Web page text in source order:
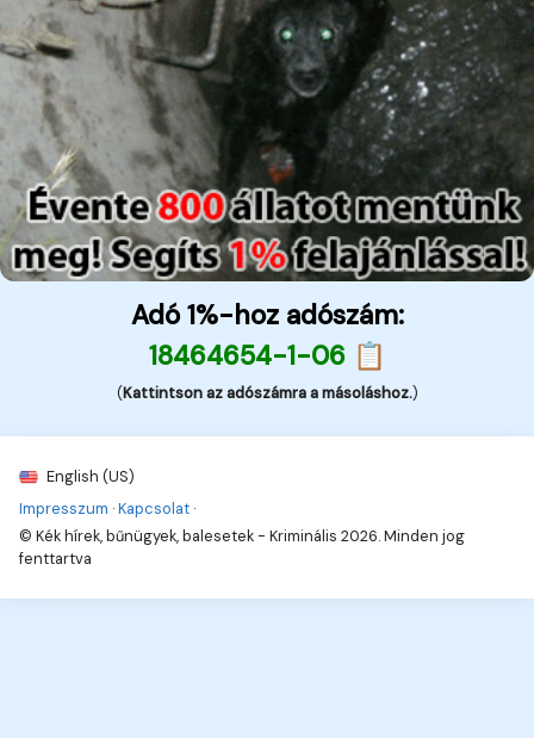
Adó 1%-hoz adószám:
18464654-1-06 📋
(Kattintson az adószámra a másoláshoz.)
English (US)
Impresszum ·Kapcsolat ·
© Kék hírek, bűnügyek, balesetek - Kriminális 2026. Minden jog
fenttartva